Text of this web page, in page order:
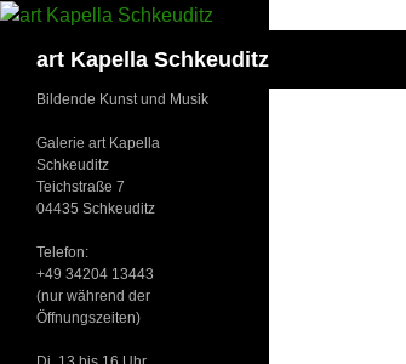
art Kapella Schkeuditz
Bildende Kunst und Musik
Galerie art Kapella
Schkeuditz
Teichstraße 7
04435 Schkeuditz
Telefon:
+49 34204 13443
(nur während der
Öffnungszeiten)